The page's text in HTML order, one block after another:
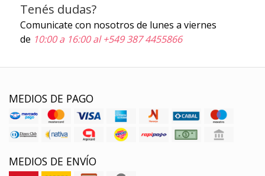
Tenés dudas?
Comunicate con nosotros de lunes a viernes
de 10:00 a 16:00 al +549 387 4455866
MEDIOS DE PAGO
MEDIOS DE ENVÍO